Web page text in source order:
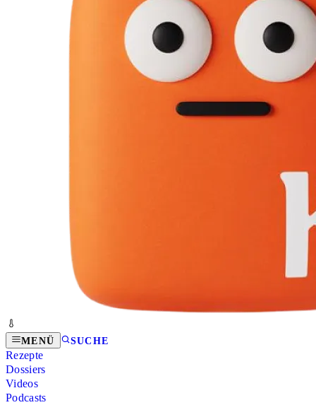
MENÜ SUCHE
Rezepte
Dossiers
Videos
Podcasts